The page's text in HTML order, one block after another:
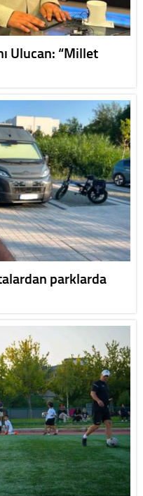
Ulucan: “Millet
parklarda